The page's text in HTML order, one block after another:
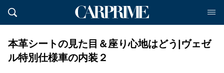
本革シートの見た目＆座り心地はどう|ヴェゼ
ル特別仕様車の内装２